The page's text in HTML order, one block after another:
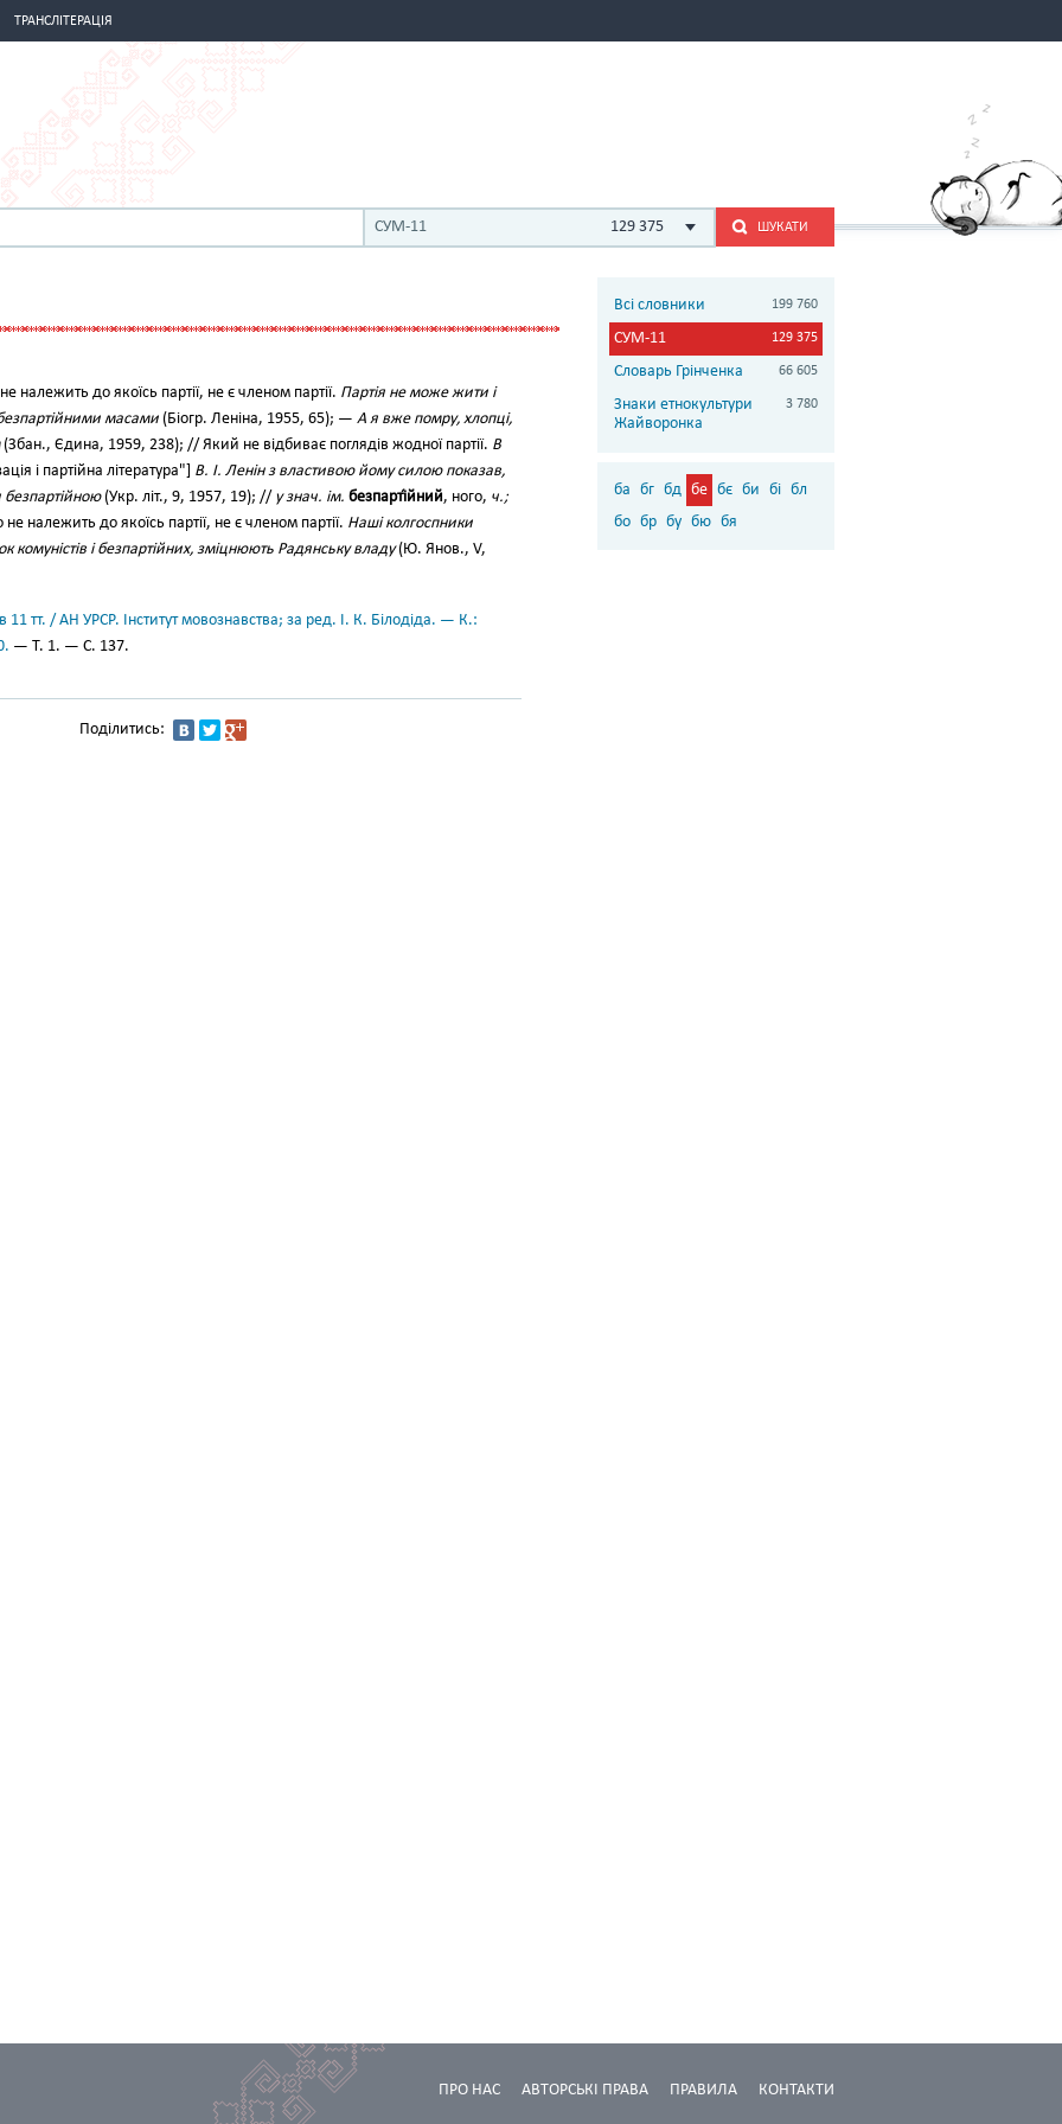
ТРАНСЛІТЕРАЦІЯ
СУМ-11 129 375 ШУКАТИ
належить до якоїсь партії, не є членом партії. Партія не може жити і
масами (Біогр. Леніна, 1955, 65); — А я вже помру, хлопці,
(Збан., Єдина, 1959, 238); // Який не відбиває поглядів жодної партії. В
і партійна література"] В. І. Ленін з властивою йому силою показав,
безпартійною(Укр. літ., 9, 1957, 19); // у знач. ім. безпарті́йний, ного, ч.;
не належить до якоїсь партії, не є членом партії. Наші колгоспники
комуністів і безпартійних, зміцнюють Радянську владу(Ю. Янов., V,
11 тт. / АН УРСР. Інститут мовознавства; за ред. І. К. Білодіда. — К.:
— Т. 1. — С. 137.
Поділитись:
Всі словники 199 760
СУМ-11 129 375
Словарь Грінченка 66 605
Знаки етнокультури
Жайворонка
3 780
ба бг бд бе бє би бі бл
бо бр бу бю бя
КОНТАКТИ
ПРАВИЛА
АВТОРСЬКІ ПРАВА
ПРО НАС